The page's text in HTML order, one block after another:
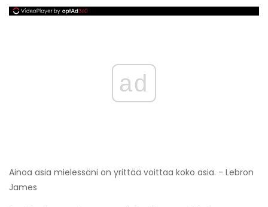
ad
Ainoa asia mielessäni on yrittää voittaa koko asia. - Lebron
James